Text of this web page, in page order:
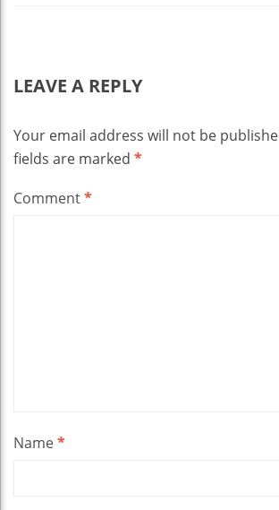
LEAVE A REPLY
Your email address will not be
fields are marked *
Comment*
Name*